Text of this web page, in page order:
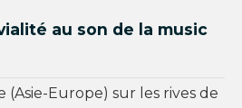
au son de la music
(Asie-Europe) sur les rives de